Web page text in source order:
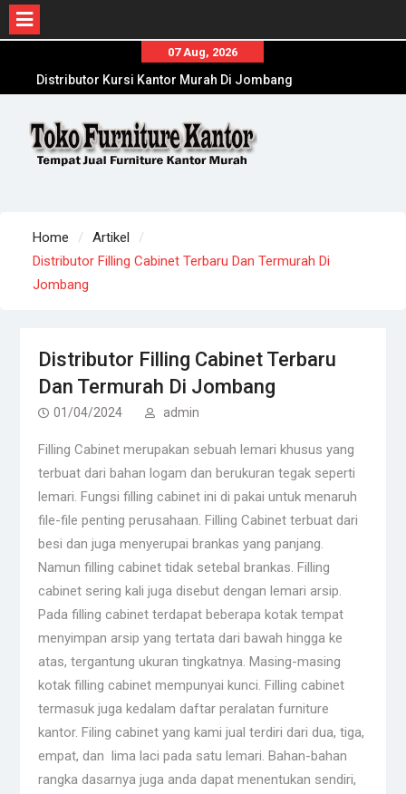
content
07 Aug, 2026
Distributor Kursi Kantor Murah Di Jombang
Toko Meja Kantor Di Sumenep Offline Terpercaya
Toko Meja Kantor Di Sampang Offline Terpercaya
Home
Artikel
Distributor Filling Cabinet Terbaru Dan Termurah Di
Jombang
Distributor Filling Cabinet Terbaru
Dan Termurah Di Jombang
01/04/2024 admin
Filling Cabinet merupakan sebuah lemari khusus yang
terbuat dari bahan logam dan berukuran tegak seperti
lemari. Fungsi filling cabinet ini di pakai untuk menaruh
file-file penting perusahaan. Filling Cabinet terbuat dari
besi dan juga menyerupai brankas yang panjang.
Namun filling cabinet tidak setebal brankas. Filling
cabinet sering kali juga disebut dengan lemari arsip.
Pada filling cabinet terdapat beberapa kotak tempat
menyimpan arsip yang tertata dari bawah hingga ke
atas, tergantung ukuran tingkatnya. Masing-masing
kotak filling cabinet mempunyai kunci. Filling cabinet
termasuk juga kedalam daftar peralatan furniture
kantor. Filing cabinet yang kami jual terdiri dari dua, tiga,
empat, dan lima laci pada satu lemari. Bahan-bahan
rangka dasarnya juga anda dapat menentukan sendiri,